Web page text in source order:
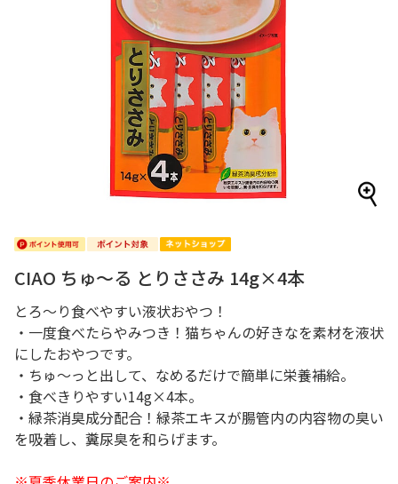
CIAO ちゅ～る とりささみ 14g×4本
とろ～り食べやすい液状おやつ！
・一度食べたらやみつき！猫ちゃんの好きなを素材を液状
にしたおやつです。
・ちゅ～っと出して、なめるだけで簡単に栄養補給。
・食べきりやすい14g×4本。
・緑茶消臭成分配合！緑茶エキスが腸管内の内容物の臭い
を吸着し、糞尿臭を和らげます。